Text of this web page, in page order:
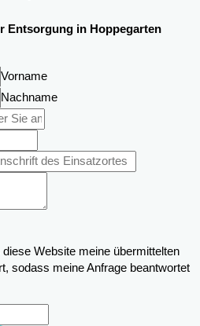
Entsorgung in Hoppegarten
Vorname
Nachname
Website meine übermittelten
sodass meine Anfrage beantwortet